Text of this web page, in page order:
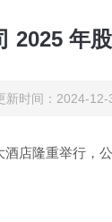
2025 年
新时间：2024-
隆重举行，